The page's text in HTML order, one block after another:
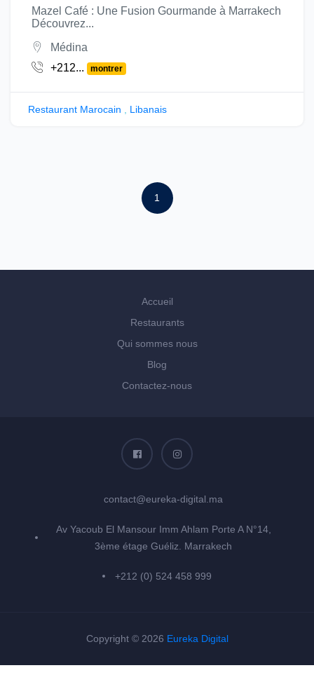
Mazel Café : Une Fusion Gourmande à Marrakech
Découvrez...
Médina
+212...
montrer
Restaurant Marocain Libanais
1
Accueil
Restaurants
Qui sommes nous
Blog
Contactez-nous
contact@eureka-digital.ma
Av Yacoub El Mansour Imm Ahlam Porte A N°14,
3ème étage Guéliz. Marrakech
+212 (0) 524 458 999
Copyright © 2026 Eureka Digital